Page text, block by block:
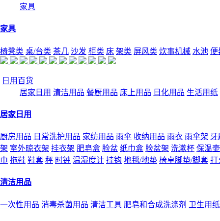
家具
家具
椅凳类 桌/台类 茶几 沙发 柜类 床 架类 屏风类 炊事机械 水池 便
日用百货
居家日用 清洁用品 餐厨用品 床上用品 日化用品 生活用纸
居家日用
厨房用品 日常洗护用品 家纺用品 雨伞 收纳用品 雨衣 雨伞架 牙
架 室外晾衣架 挂衣架 肥皂盒 脸盆 纸巾盒 脸盆架 洗漱杯 保温
巾 拖鞋 鞋套 秤 时钟 温湿度计 挂钩 地毯/地垫 椅卓脚垫/脚套 打
清洁用品
一次性用品 消毒杀菌用品 清洁工具 肥皂和合成洗涤剂 卫生用